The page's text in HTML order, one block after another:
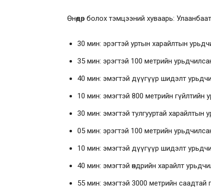
Өнөөдөр болох тэмцээний хуваарь:
30 мин: эрэгтэй уртын харайлтын
35 мин: эрэгтэй 100 метрийн
40 мин: эмэгтэй дүүгүүр шидэлт
10 мин: эмэгтэй 800 метрийн гүйлтийн
30 мин: эмэгтэй тулгууртай харайлтын
05 мин: эрэгтэй 100 метрийн
10 мин: эмэгтэй дүүгүүр шидэлт
40 мин: эмэгтэй өндрийн харайлт
55 мин: эмэгтэй 3000 метрийн саадтай